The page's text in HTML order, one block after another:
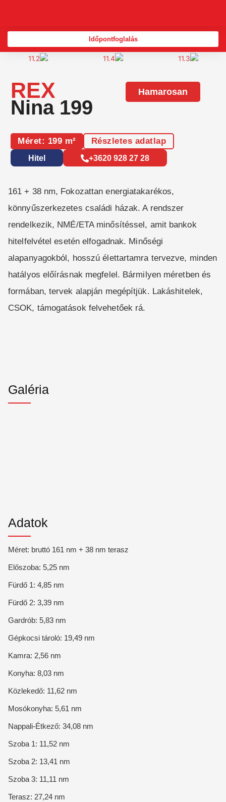
Időpontfoglalás
REX
Nina 199
Hamarosan
Méret: 199 m² Részletes adatlap
Hitel +3620 928 27 28
161 + 38 nm, Fokozattan energiatakarékos,
könnyűszerkezetes családi házak. A rendszer
rendelkezik, NMÉ/ETA minősítéssel, amit bankok
hitelfelvétel esetén elfogadnak. Minőségi
alapanyagokból, hosszú élettartamra tervezve, minden
hatályos előírásnak megfelel. Bármilyen méretben és
formában, tervek alapján megépítjük. Lakáshitelek,
CSOK, támogatások felvehetőek rá.
Galéria
Adatok
Méret: bruttó 161 nm + 38 nm terasz
Előszoba: 5,25 nm
Fürdő 1: 4,85 nm
Fürdő 2: 3,39 nm
Gardrób: 5,83 nm
Gépkocsi tároló: 19,49 nm
Kamra: 2,56 nm
Konyha: 8,03 nm
Közlekedő: 11,62 nm
Mosókonyha: 5,61 nm
Nappali-Étkező: 34,08 nm
Szoba 1: 11,52 nm
Szoba 2: 13,41 nm
Szoba 3: 11,11 nm
Terasz: 27,24 nm